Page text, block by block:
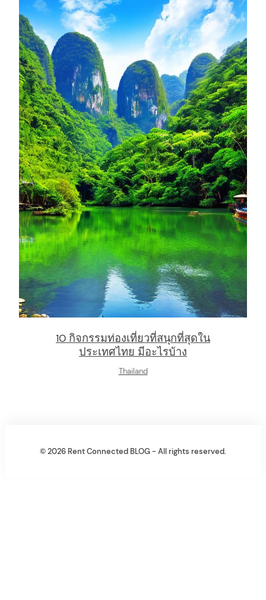
10 กิจกรรมท่องเที่ยวที่สนุกที่สุดใน
ประเทศไทย มีอะไรบ้าง
Thailand
© 2026 Rent Connected BLOG - All rights reserved.